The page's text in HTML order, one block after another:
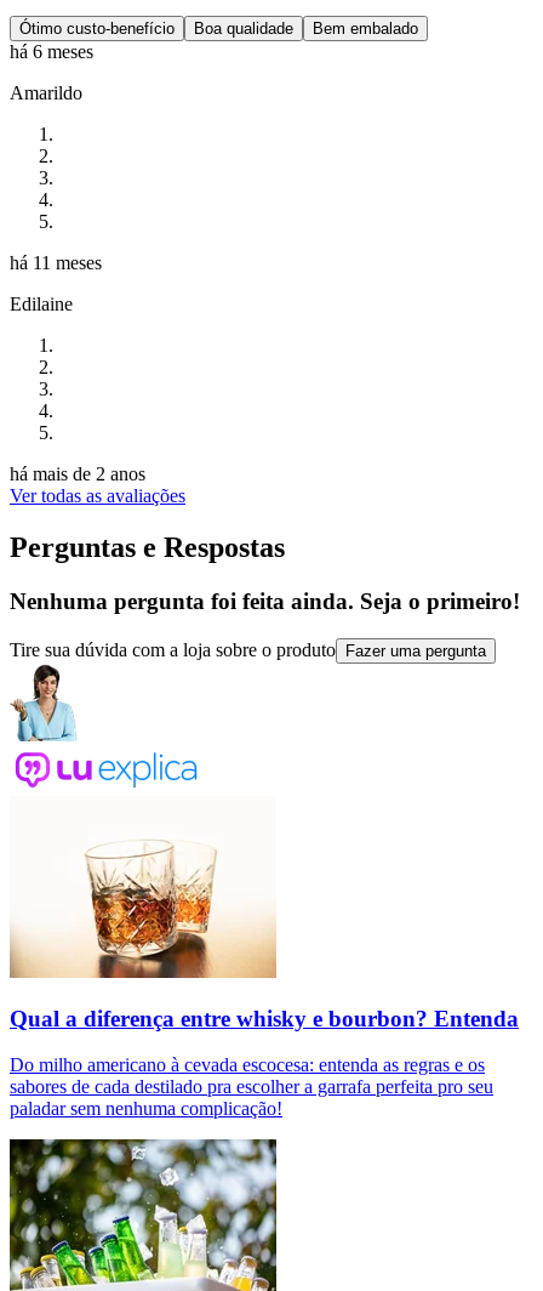
Ótimo custo-benefício Boa qualidade Bem embalado
há 6 meses
Amarildo
há 11 meses
Edilaine
há mais de 2 anos
Ver todas as avaliações
Perguntas e Respostas
Nenhuma pergunta foi feita ainda. Seja o primeiro!
Tire sua dúvida com a loja sobre o produto Fazer uma pergunta
Qual a diferença entre whisky e bourbon? Entenda
Do milho americano à cevada escocesa: entenda as regras e os
sabores de cada destilado pra escolher a garrafa perfeita pro seu
paladar sem nenhuma complicação!